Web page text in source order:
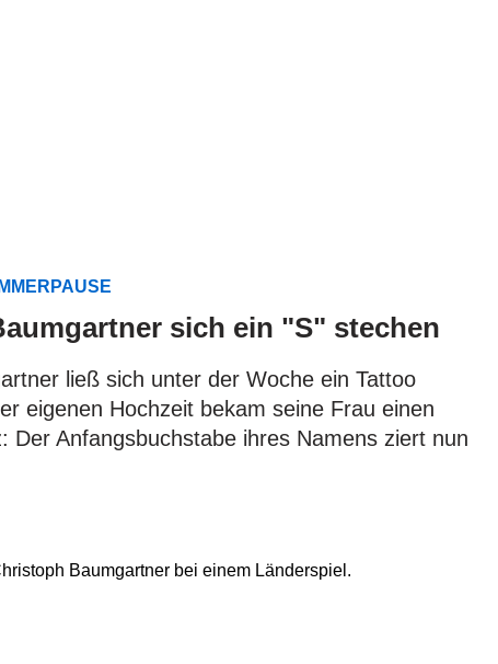
sich ein "S" stechen
ließ sich unter der Woche ein Tattoo
eigenen Hochzeit bekam seine Frau einen
Der Anfangsbuchstabe ihres Namens ziert nun